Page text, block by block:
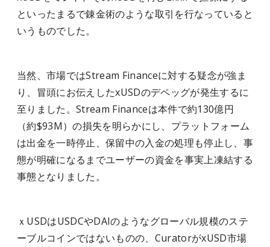
といったまるで錬金術のような取引を行なっていると
いうものでした。
当然、市場ではStream Financeに対する疑念が強ま
り、冒頭にお伝えしたxUSDのデペッグが発生するに
至りました。Stream Financeは本件で約130億円
（約$93M）の損失を明らかにし、プラットフォーム
は出金を一時停止、保留中の入金の処理も停止し、事
態が明確になるまでユーザーの資金を事実上凍結する
事態となりました。
ｘUSDはUSDCやDAIのようなグローバル規模のステ
ーブルコインではないものの、CuratorがxUSD市場